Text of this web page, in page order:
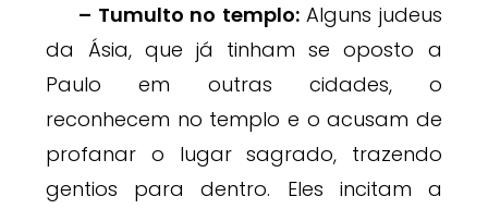
– Tumulto no templo:Alguns judeus
da Ásia, que já tinham se oposto a
Paulo em outras cidades, o
reconhecem no templo e o acusam de
profanar o lugar sagrado, trazendo
gentios para dentro. Eles incitam a